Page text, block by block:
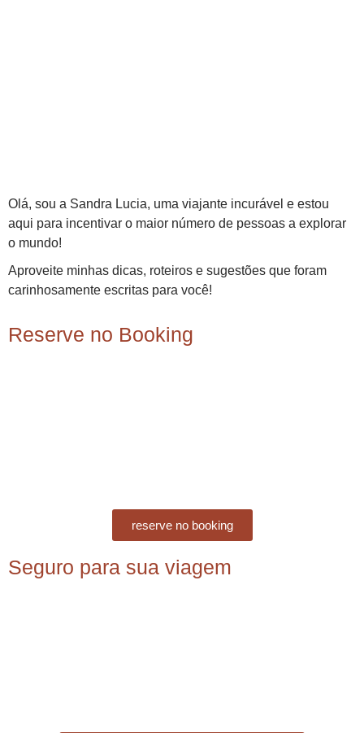
Olá, sou a Sandra Lucia, uma viajante incurável e estou
aqui para incentivar o maior número de pessoas a explorar
o mundo!
Aproveite minhas dicas, roteiros e sugestões que foram
carinhosamente escritas para você!
Reserve no Booking
reserve no booking
Seguro para sua viagem